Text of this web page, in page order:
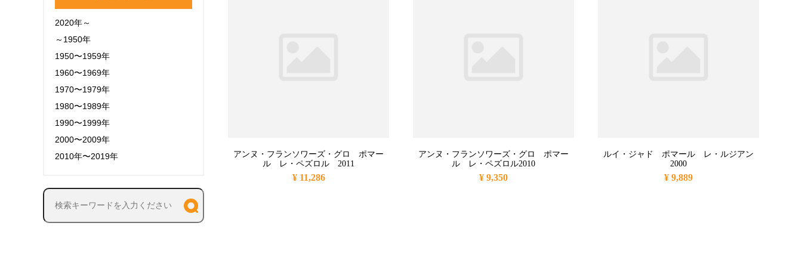
アンヌ・フランソワーズ・グロ ポマー
ル レ・ペズロル 2011
¥ 11,286
アンヌ・フランソワーズ・グロ ポマー
ル レ・ペズロル2010
¥ 9,350
ルイ・ジャド ポマール レ・ルジアン
2000
¥ 9,889
2020年～
～1950年
1950〜1959年
1960〜1969年
1970〜1979年
1980〜1989年
1990〜1999年
2000〜2009年
2010年〜2019年